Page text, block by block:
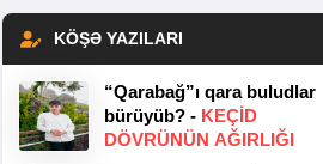
KÖŞƏ YAZILARI
“Qarabağ”ı qara buludlar
bürüyüb? - KEÇID
DÖVRÜNÜN AĞIRLIĞI